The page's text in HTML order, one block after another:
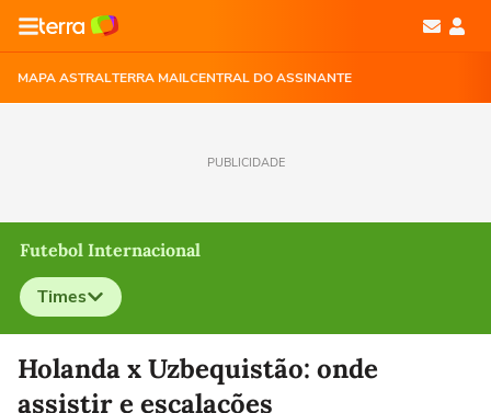
MAPA ASTRALTERRA MAILCENTRAL DO ASSINANTE
PUBLICIDADE
Futebol Internacional
Times
Selecione o time para ver as notícias
Holanda x Uzbequistão: onde
assistir e escalações